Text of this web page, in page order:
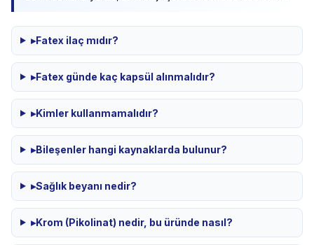
▸Fatex ilaç mıdır?
▸Fatex günde kaç kapsül alınmalıdır?
▸Kimler kullanmamalıdır?
▸Bileşenler hangi kaynaklarda bulunur?
▸Sağlık beyanı nedir?
▸Krom (Pikolinat) nedir, bu üründe nasıl?